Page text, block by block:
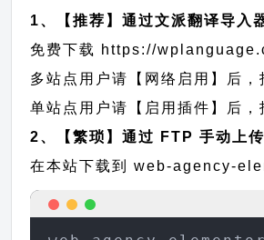
1、【推荐】通过文派翻译导入
免费下载 https://
多站点用户请【网络启用】后
单站点用户请【启用插件】后
2、【繁琐】通过 FTP 手动上传
在本站下载到web-agency-